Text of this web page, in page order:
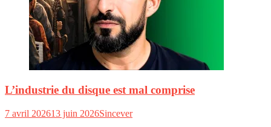
L’industrie du disque est mal comprise
7 avril 202613 juin 2026Sincever